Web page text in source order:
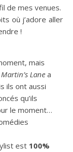
de mes venues.
où j’adore aller
!
mais
Lane a
ils ont aussi
qu’ils
le moment…
est 100%